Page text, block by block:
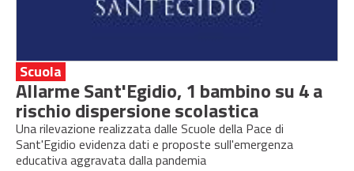
Scuola
Allarme Sant'Egidio, 1 bambino su 4 a
rischio dispersione scolastica
Una rilevazione realizzata dalle Scuole della Pace di
Sant'Egidio evidenza dati e proposte sull'emergenza
educativa aggravata dalla pandemia